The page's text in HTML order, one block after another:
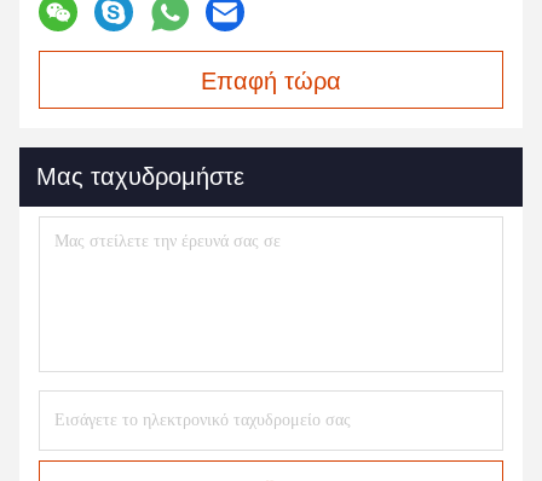
Επαφή τώρα
Μας ταχυδρομήστε